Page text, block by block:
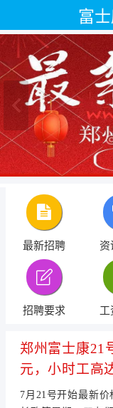
富
最新招聘 资
招聘要求 工
郑州富士康21
元，小时工高
7月21号开始最新